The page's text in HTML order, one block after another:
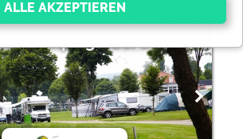
Camping Oberweis
grundlegende
die einwandfreie Funktion der
Ohne diese Cookies
nicht funktionieren.